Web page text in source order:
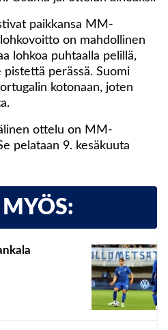
paikkansa MM-
on mahdollinen
lohkoa puhtaalla pelillä,
perässä. Suomi
kotonaan, joten
ottelu on MM-
pelataan 9. kesäkuuta
MYÖS: